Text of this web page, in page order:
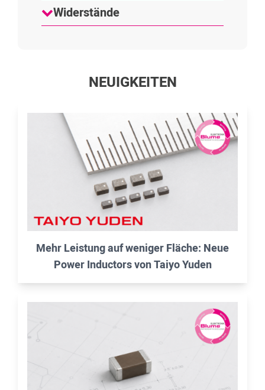
Widerstände
NEUIGKEITEN
Mehr Leistung auf weniger Fläche: Neue
Power Inductors von Taiyo Yuden